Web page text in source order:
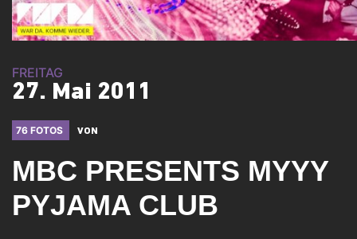
FREITAG
27. Mai 2011
76 FOTOS VON
MBC PRESENTS MYYY
PYJAMA CLUB